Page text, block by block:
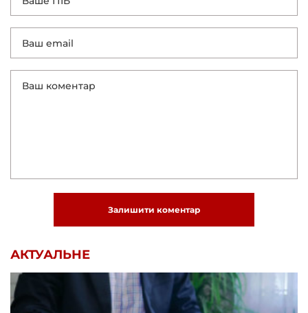
Залишити коментар
АКТУАЛЬНЕ